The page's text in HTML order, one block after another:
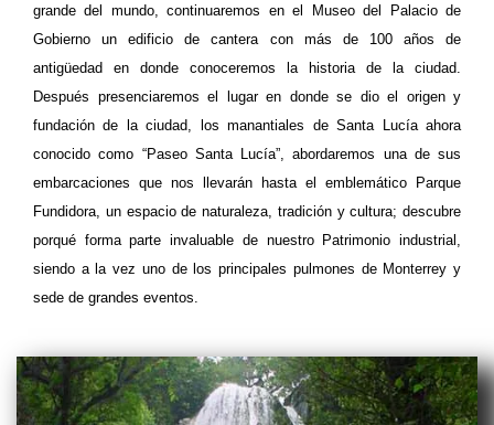
grande del mundo, continuaremos en el Museo del Palacio de
Gobierno un edificio de cantera con más de 100 años de
antigüedad en donde conoceremos la historia de la ciudad.
Después presenciaremos el lugar en donde se dio el origen y
fundación de la ciudad, los manantiales de Santa Lucía ahora
conocido como “Paseo Santa Lucía”, abordaremos una de sus
embarcaciones que nos llevarán hasta el emblemático Parque
Fundidora, un espacio de naturaleza, tradición y cultura; descubre
porqué forma parte invaluable de nuestro Patrimonio industrial,
siendo a la vez uno de los principales pulmones de Monterrey y
sede de grandes eventos.